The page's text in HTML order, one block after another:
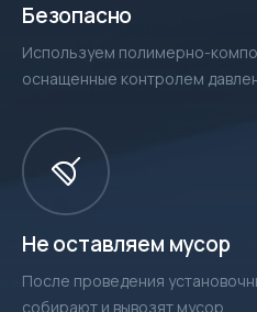
Безопасно
Используем полимерно-
оснащенные контролем
Не оставляем мусор
После проведения
собирают и вывозят мусор